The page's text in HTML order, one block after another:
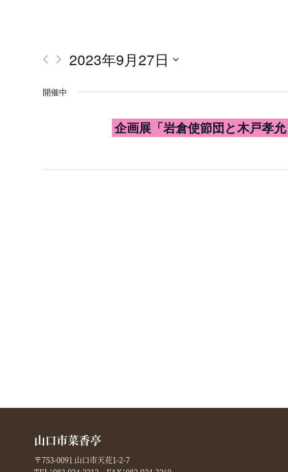
2023年9月27日
開催中
企画展「岩倉使節団と木戸孝允
山口市菜香亭
〒753-0091 山口市天花1-2-7